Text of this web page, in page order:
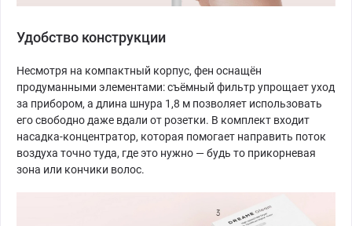
Удобство конструкции
Несмотря на компактный корпус, фен оснащён
продуманными элементами: съёмный фильтр упрощает уход
за прибором, а длина шнура 1,8 м позволяет использовать
его свободно даже вдали от розетки. В комплект входит
насадка-концентратор, которая помогает направить поток
воздуха точно туда, где это нужно — будь то прикорневая
зона или кончики волос.